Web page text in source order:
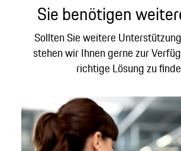
Sie benötigen
Sollten Sie weitere
stehen wir Ihnen gerne zur
richtige Lösung zu